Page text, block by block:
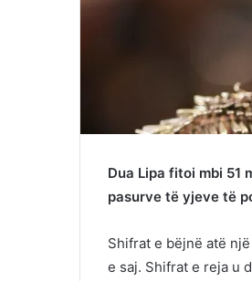
Dua Lipa fitoi mbi 51
pasurve të yjeve të
Shifrat e bëjnë atë
e saj. Shifrat e reja u